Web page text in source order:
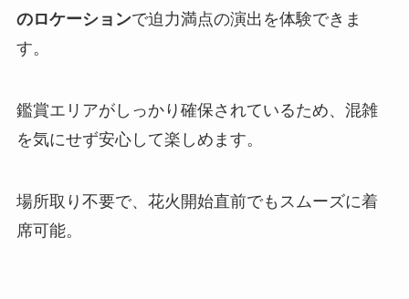
のロケーションで迫力満点の演出を体験できま
す。
鑑賞エリアがしっかり確保されているため、混雑
を気にせず安心して楽しめます。
場所取り不要で、花火開始直前でもスムーズに着
席可能。